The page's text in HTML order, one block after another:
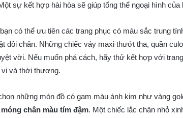
sự kết hợp hài hòa sẽ giúp tổng thể ngoại hình
có thể ưu tiên các trang phục có màu sắc trung
đôi chân. Những chiếc váy maxi thướt tha, quần
vời. Nếu muốn phá cách, hãy thử kết hợp với
vị và thời thượng.
những món đồ có gam màu ánh kim như vàng
chân màu tím đậm. Một chiếc lắc chân nhỏ